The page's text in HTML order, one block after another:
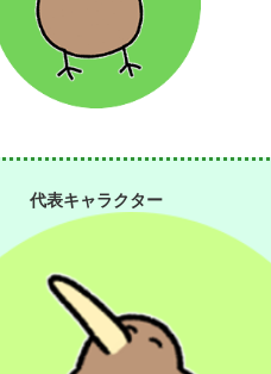
代表キャラクター